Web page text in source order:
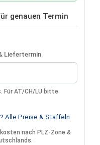
genauen Termin
Liefertermin
Für AT/CH/LU bitte
Alle Preise & Staffeln
nach PLZ-Zone &